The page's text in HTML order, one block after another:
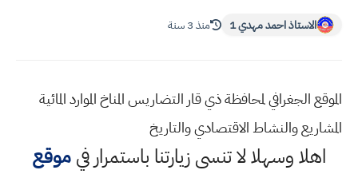
الاستاذ احمد مهدي 1 منذ 3 سنة
الموقع الجغرافي لمحافظة ذي قار التضاريس المناخ الموارد المائية
المشاريع والنشاط الاقتصادي والتاريخ
اهلا وسهلالا تنسى زيارتنا باستمرار فيموقع